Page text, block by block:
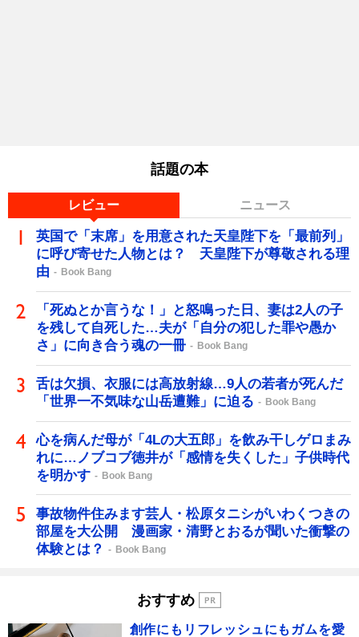
話題の本
レビュー ニュース
英国で「末席」を用意された天皇陛下を「最前列」
に呼び寄せた人物とは？ 天皇陛下が尊敬される理
由
Book Bang
「死ぬとか言うな！」と怒鳴った日、妻は2人の子
を残して自死した…夫が「自分の犯した罪や愚か
さ」に向き合う魂の一冊
Book Bang
舌は欠損、衣服には高放射線…9人の若者が死んだ
「世界一不気味な山岳遭難」に迫る
Book Bang
心を病んだ母が「4Lの大五郎」を飲み干しゲロまみ
れに…ノブコブ徳井が「感情を失くした」子供時代
を明かす
Book Bang
事故物件住みます芸人・松原タニシがいわくつきの
部屋を大公開 漫画家・清野とおるが聞いた衝撃の
体験とは？
Book Bang
おすすめ
創作にもリフレッシュにもガムを愛